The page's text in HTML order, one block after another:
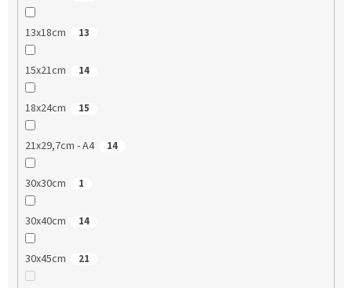
13x18cm 13
15x21cm 14
18x24cm 15
21x29,7cm - A4 14
30x30cm 1
30x40cm 14
30x45cm 21